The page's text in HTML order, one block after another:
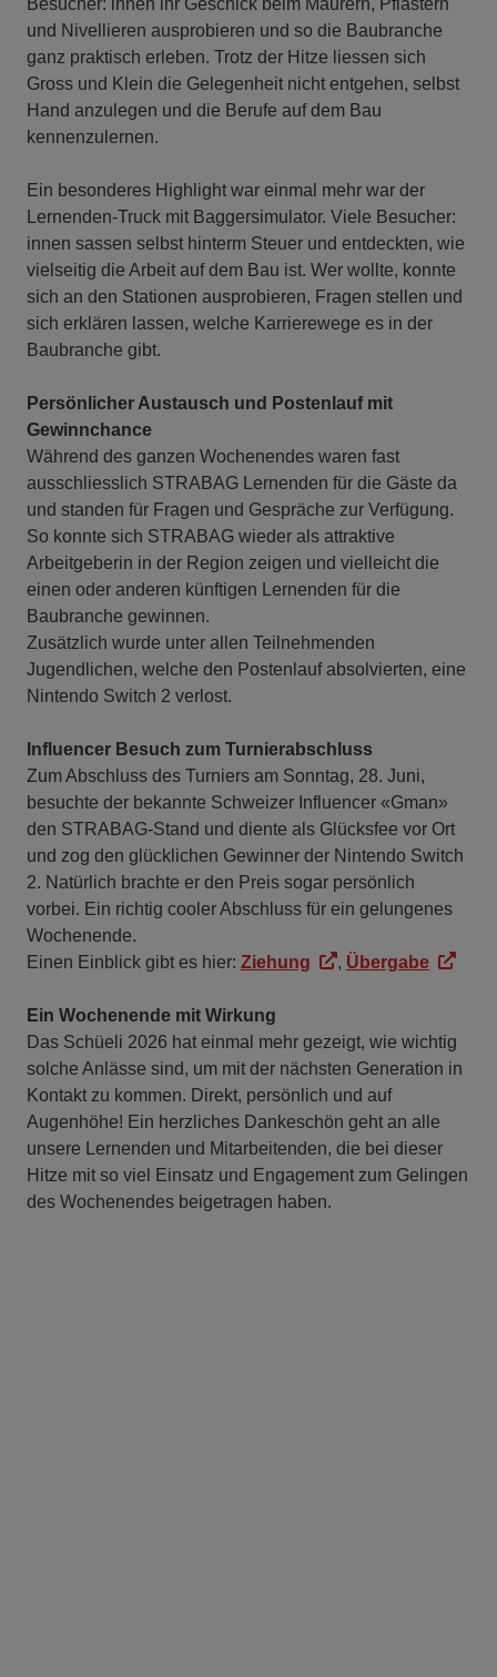
Besucher: innen ihr Geschick beim Maurern, Pflastern
und Nivellieren ausprobieren und so die Baubranche
ganz praktisch erleben. Trotz der Hitze liessen sich
Gross und Klein die Gelegenheit nicht entgehen, selbst
Hand anzulegen und die Berufe auf dem Bau
kennenzulernen.
Ein besonderes Highlight war einmal mehr war der
Lernenden-Truck mit Baggersimulator. Viele Besucher:
innen sassen selbst hinterm Steuer und entdeckten, wie
vielseitig die Arbeit auf dem Bau ist. Wer wollte, konnte
sich an den Stationen ausprobieren, Fragen stellen und
sich erklären lassen, welche Karrierewege es in der
Baubranche gibt.
Persönlicher Austausch und Postenlauf mit
Gewinnchance
Während des ganzen Wochenendes waren fast
ausschliesslich STRABAG Lernenden für die Gäste da
und standen für Fragen und Gespräche zur Verfügung.
So konnte sich STRABAG wieder als attraktive
Arbeitgeberin in der Region zeigen und vielleicht die
einen oder anderen künftigen Lernenden für die
Baubranche gewinnen.
Zusätzlich wurde unter allen Teilnehmenden
Jugendlichen, welche den Postenlauf absolvierten, eine
Nintendo Switch 2 verlost.
Influencer Besuch zum Turnierabschluss
Zum Abschluss des Turniers am Sonntag, 28. Juni,
besuchte der bekannte Schweizer Influencer «Gman»
den STRABAG-Stand und diente als Glücksfee vor Ort
und zog den glücklichen Gewinner der Nintendo Switch
2. Natürlich brachte er den Preis sogar persönlich
vorbei. Ein richtig cooler Abschluss für ein gelungenes
Wochenende.
Einen Einblick gibt es hier: Ziehung , Übergabe
Ein Wochenende mit Wirkung
Das Schüeli 2026 hat einmal mehr gezeigt, wie wichtig
solche Anlässe sind, um mit der nächsten Generation in
Kontakt zu kommen. Direkt, persönlich und auf
Augenhöhe! Ein herzliches Dankeschön geht an alle
unsere Lernenden und Mitarbeitenden, die bei dieser
Hitze mit so viel Einsatz und Engagement zum Gelingen
des Wochenendes beigetragen haben.